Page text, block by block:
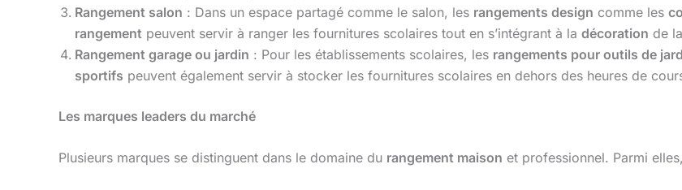
Rangement salon : Dans un espace partagé comme le salon, les rangements design comme les
rangement peuvent servir à ranger les fournitures scolaires tout en s’intégrant à la décoration de
Rangement garage ou jardin : Pour les établissements scolaires, les rangements pour outils de
sportifs peuvent également servir à stocker les fournitures scolaires en dehors des heures de
Les marques leaders du marché
Plusieurs marques se distinguent dans le domaine du rangement maison et professionnel. Parmi